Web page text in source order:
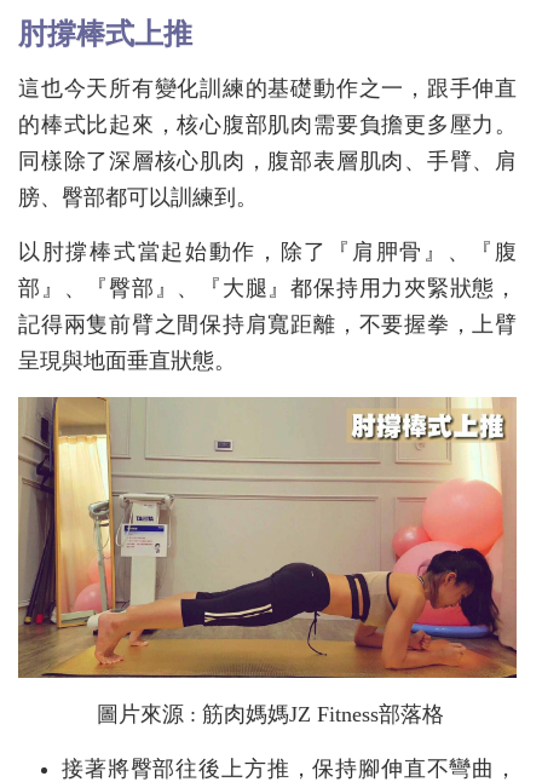
肘撐棒式上推
這也今天所有變化訓練的基礎動作之一，跟手伸直
的棒式比起來，核心腹部肌肉需要負擔更多壓力。
同樣除了深層核心肌肉，腹部表層肌肉、手臂、肩
膀、臀部都可以訓練到。
以肘撐棒式當起始動作，除了『肩胛骨』、『腹
部』、『臀部』、『大腿』都保持用力夾緊狀態，
記得兩隻前臂之間保持肩寬距離，不要握拳，上臂
呈現與地面垂直狀態。
圖片來源 : 筋肉媽媽JZ Fitness部落格
接著將臀部往後上方推，保持腳伸直不彎曲，